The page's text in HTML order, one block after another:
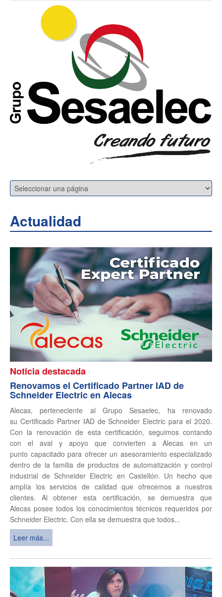
Actualidad
Noticia destacada
Renovamos el Certificado Partner IAD de
Schneider Electric en Alecas
Alecas, perteneciente al Grupo Sesaelec, ha renovado
su Certificado Partner IAD de Schneider Electric para el 2020.
Con la renovación de esta certificación, seguimos contando
con el aval y apoyo que convierten a Alecas en un
punto capacitado para ofrecer un asesoramiento especializado
dentro de la familia de productos de automatización y control
industrial de Schneider Electric en Castellón. Un hecho que
amplía los servicios de calidad que ofrecemos a nuestros
clientes. Al obtener esta certificación, se demuestra que
Alecas posee todos los conocimientos técnicos requeridos por
Schneider Electric. Con ella se demuestra que todos...
Leer más...